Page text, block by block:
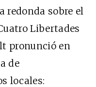
redonda sobre el
Libertades
pronunció en
de
locales: